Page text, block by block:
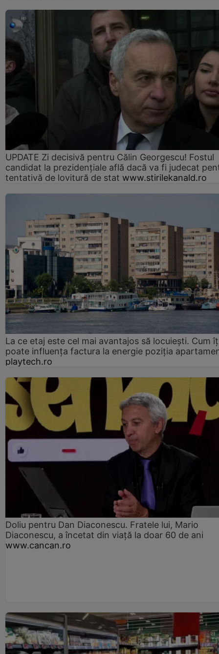
UPDATE Zi decisivă pentru Călin Georgescu! Fostul
candidat la prezidențiale află dacă va fi judecat
tentativă de lovitură de stat www.stirilekanald.ro
La ce etaj este cel mai avantajos să locuiești. Cum
poate influența factura la energie poziția
playtech.ro
Doliu pentru Dan Diaconescu. Fratele lui, Mario
Diaconescu, a încetat din viață la doar 60 de ani
www.cancan.ro